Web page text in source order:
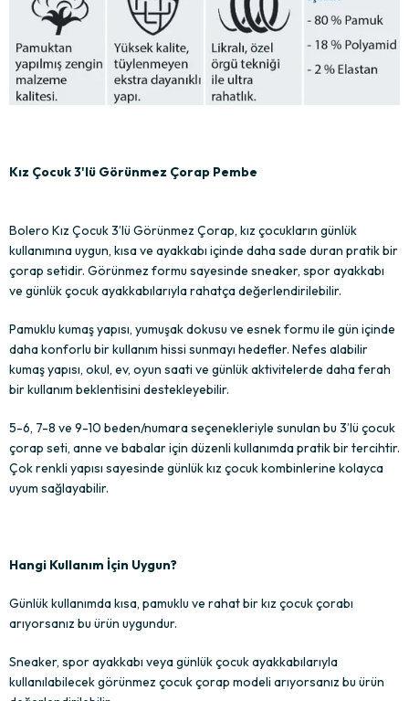
Kız Çocuk 3'lü Görünmez Çorap Pembe
Bolero Kız Çocuk 3’lü Görünmez Çorap, kız çocukların günlük
kullanımına uygun, kısa ve ayakkabı içinde daha sade duran pratik bir
çorap setidir. Görünmez formu sayesinde sneaker, spor ayakkabı
ve günlük çocuk ayakkabılarıyla rahatça değerlendirilebilir.
Pamuklu kumaş yapısı, yumuşak dokusu ve esnek formu ile gün içinde
daha konforlu bir kullanım hissi sunmayı hedefler. Nefes alabilir
kumaş yapısı, okul, ev, oyun saati ve günlük aktivitelerde daha ferah
bir kullanım beklentisini destekleyebilir.
5-6, 7-8 ve 9-10 beden/numara seçenekleriyle sunulan bu 3’lü çocuk
çorap seti, anne ve babalar için düzenli kullanımda pratik bir tercihtir.
Çok renkli yapısı sayesinde günlük kız çocuk kombinlerine kolayca
uyum sağlayabilir.
Hangi Kullanım İçin Uygun?
Günlük kullanımda kısa, pamuklu ve rahat bir kız çocuk çorabı
arıyorsanız bu ürün uygundur.
Sneaker, spor ayakkabı veya günlük çocuk ayakkabılarıyla
kullanılabilecek görünmez çocuk çorap modeli arıyorsanız bu ürün